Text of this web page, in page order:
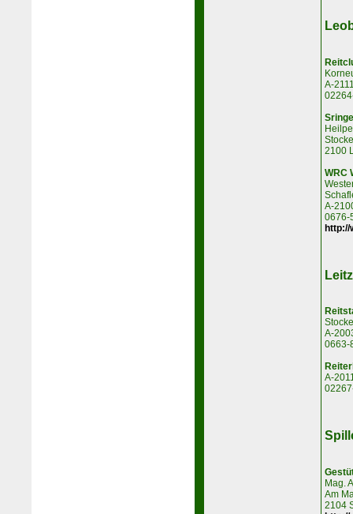
A-
2100
WRC
A-
0676-
http://
A-
0663-
A-
Mag.
Am
2104